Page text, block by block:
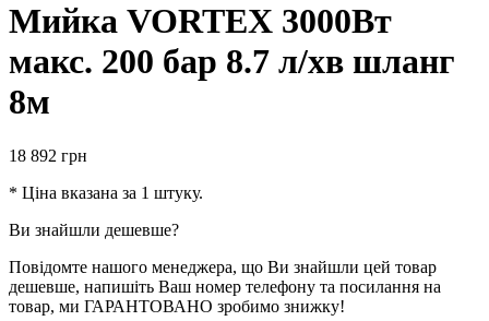
Мийка VORTEX 3000Вт
макс. 200 бар 8.7 л/хв шланг
8м
18 892 грн
* Ціна вказана за 1 штуку.
Ви знайшли дешевше?
Повідомте нашого менеджера, що Ви знайшли цей товар
дешевше, напишіть Ваш номер телефону та посилання на
товар, ми ГАРАНТОВАНО зробимо знижку!